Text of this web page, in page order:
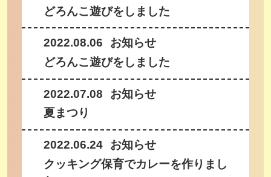
どろんこ遊びをしました
2022.08.06
お知らせ
どろんこ遊びをしました
2022.07.08
お知らせ
夏まつり
2022.06.24
お知らせ
クッキング保育でカレーを作りまし